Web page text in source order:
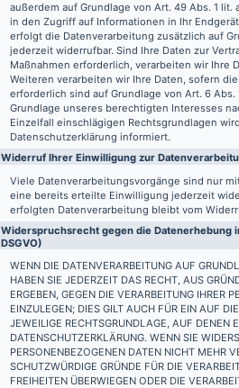
außerdem auf Grundlage von Art. 49 Abs. 1 lit.
in den Zugriff auf Informationen in Ihr
erfolgt die Datenverarbeitung zusätzlich auf
jederzeit widerrufbar. Sind Ihre Daten zur
Maßnahmen erforderlich, verarbeiten wir Ihre
Weiteren verarbeiten wir Ihre Daten, sofern
erforderlich sind auf Grundlage von Art. 6
Grundlage unseres berechtigten Interesses
Einzelfall einschlägigen Rechtsgrundlagen
Datenschutzerklärung informiert.
Widerruf Ihrer Einwilligung zur
Viele Datenverarbeitungsvorgänge sind nur
eine bereits erteilte Einwilligung jederzeit
erfolgten Datenverarbeitung bleibt vom
Widerspruchsrecht gegen die Datenerhebung
DSGVO)
WENN DIE DATENVERARBEITUNG AUF
HABEN SIE JEDERZEIT DAS RECHT, AUS
ERGEBEN, GEGEN DIE VERARBEITUNG IHRER
EINZULEGEN; DIES GILT AUCH FÜR EIN AUF
JEWEILIGE RECHTSGRUNDLAGE, AUF DENEN
DATENSCHUTZERKLÄRUNG. WENN SIE
PERSONENBEZOGENEN DATEN NICHT MEHR
SCHUTZWÜRDIGE GRÜNDE FÜR DIE
FREIHEITEN ÜBERWIEGEN ODER DIE